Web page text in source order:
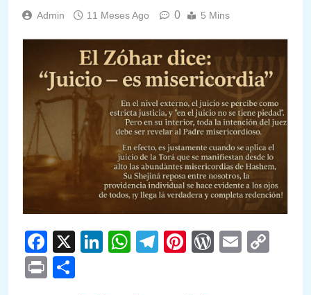
Admin 11 Meses Ago 0 5 Mins
Facebook
X LinkedIn
WhatsApp
Telegram
PinterestEmail
Print